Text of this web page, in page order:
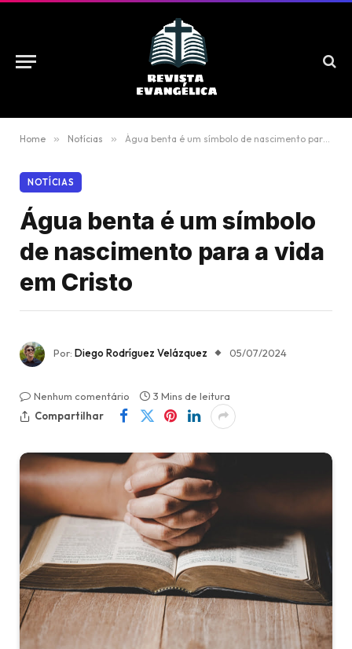
Home » Notícias » Água benta é um símbolo de nascimento para a vida em Cristo
NOTÍCIAS
Água benta é um símbolo
de nascimento para a vida
em Cristo
Por: Diego Rodríguez Velázquez 05/07/2024
Nenhum comentário
3 Mins de leitura
Compartilhar